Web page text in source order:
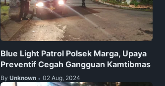
Blue Light Patrol Polsek Marga, Upaya
Preventif Cegah Gangguan Kamtibmas
By Unknown • 02 Aug, 2024